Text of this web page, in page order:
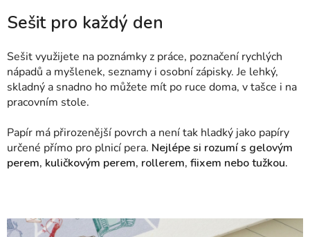
Sešit pro každý den
Sešit využijete na poznámky z práce, poznačení rychlých
nápadů a myšlenek, seznamy i osobní zápisky. Je lehký,
skladný a snadno ho můžete mít po ruce doma, v tašce i na
pracovním stole.
Papír má přirozenější povrch a není tak hladký jako papíry
určené přímo pro plnicí pera. Nejlépe si rozumí s gelovým
perem, kuličkovým perem, rollerem, fiixem nebo tužkou.